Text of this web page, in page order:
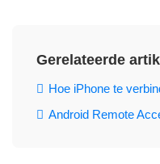
Gerelateerde
Hoe iPhone te
Android Remote